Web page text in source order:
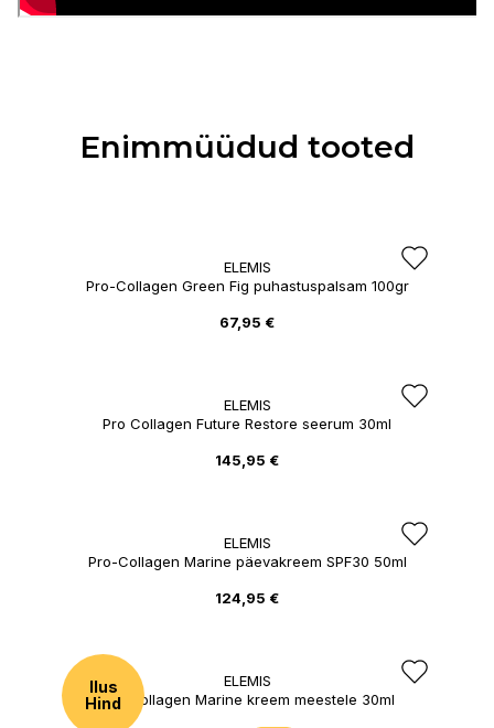
Enimmüüdud tooted
ELEMIS
Pro-Collagen Green Fig puhastuspalsam 100gr
67,95 €
ELEMIS
Pro Collagen Future Restore seerum 30ml
145,95 €
ELEMIS
Pro-Collagen Marine päevakreem SPF30 50ml
124,95 €
Ilus
Hind
ELEMIS
Pro-Collagen Marine kreem meestele 30ml